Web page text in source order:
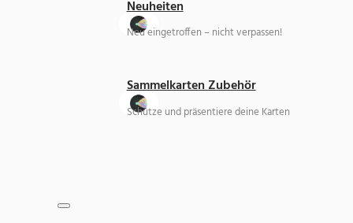
Neuheiten
Neu eingetroffen – nicht verpassen!
Sammelkarten Zubehör
Schütze und präsentiere deine Karten